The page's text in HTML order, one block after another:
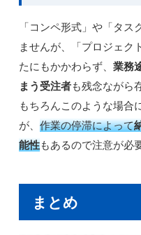
「コンペ形式」や「タ
ませんが、「プロジェク
たにもかかわらず、業務
まう受注者も残念ながら
もちろんこのような場合
が、作業の停滞によって
能性もあるので注意が必
まとめ